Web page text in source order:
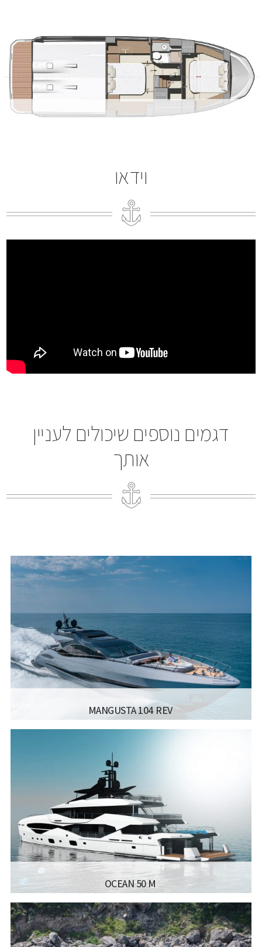
וידאו
דגמים נוספים שיכולים לעניין
אותך
MANGUSTA 104 REV
31.80M / 104.3FT
2X MTU 16V 2000 M96L 2600 HP
קרא עוד...
OCEAN 50 M
יצרן ודגם:
SUNSEEKER - OCEAN 50
רישיון משיט:
רישיון משיט יאכטה
אורך כללי:
48.35מ' 159’2